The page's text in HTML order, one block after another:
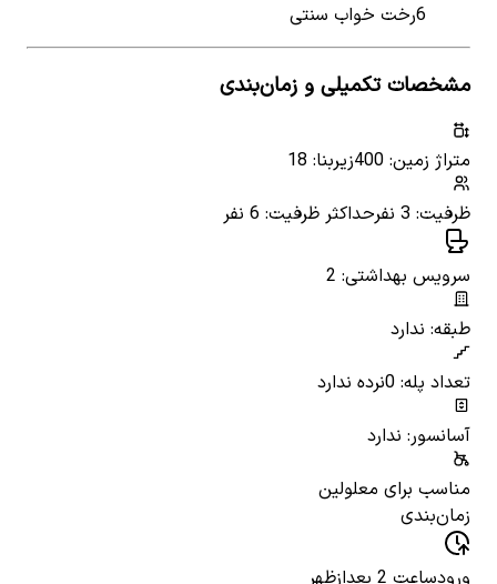
6رخت خواب سنتی
مشخصات تکمیلی و زمان‌بندی
متراژ زمین: 400
زیربنا: 18
ظرفیت: 3 نفر
حداکثر ظرفیت: 6 نفر
سرویس بهداشتی: 2
طبقه: ندارد
تعداد پله: 0
نرده ندارد
آسانسور: ندارد
مناسب برای معلولین
زمان‌بندی